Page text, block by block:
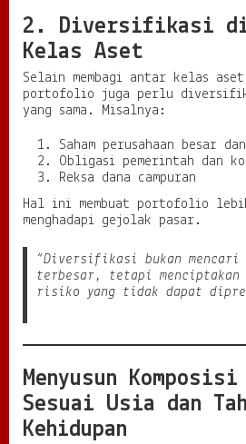
2. Diversifikasi di
Kelas Aset
Selain membagi antar kelas
portofolio juga perlu
yang sama. Misalnya:
Saham perusahaan besar
Obligasi pemerintah dan
Reksa dana campuran
Hal ini membuat portofolio lebih
menghadapi gejolak pasar.
“Diversifikasi bukan mencari
terbesar, tetapi menciptakan
risiko yang tidak dapat
Menyusun
Sesuai Usia dan
Kehidupan